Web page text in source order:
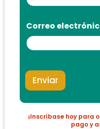
Correo
Enviar
¡Inscríbase hoy para
pago y